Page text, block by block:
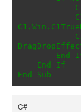
End Sub
C#